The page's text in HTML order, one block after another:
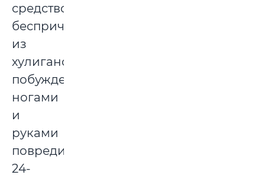
средство
беспричинно
из
хулиганских
побуждений
ногами
и
руками
повредил
24-